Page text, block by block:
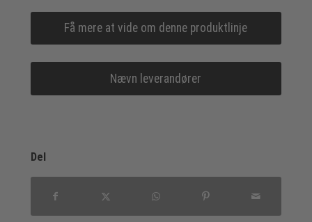
Få mere at vide om denne produktlinje
Nævn leverandører
Del